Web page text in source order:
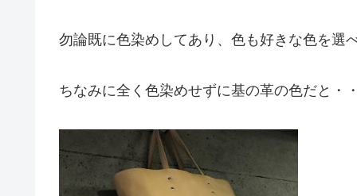
勿論既に色染めしてあり、色も好きな色を選べ
ちなみに全く色染めせずに基の革の色だと・